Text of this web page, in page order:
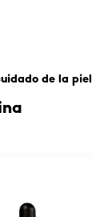
de la piel